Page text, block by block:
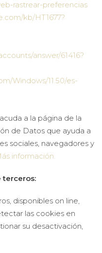
rastrear-preferencias
kb/HT1677?
answer/61416?
Windows/11.50/es-
a la página de la
de Datos que ayuda a
sociales, navegadores y
información.
terceros:
disponibles on line,
las cookies en
su desactivación,